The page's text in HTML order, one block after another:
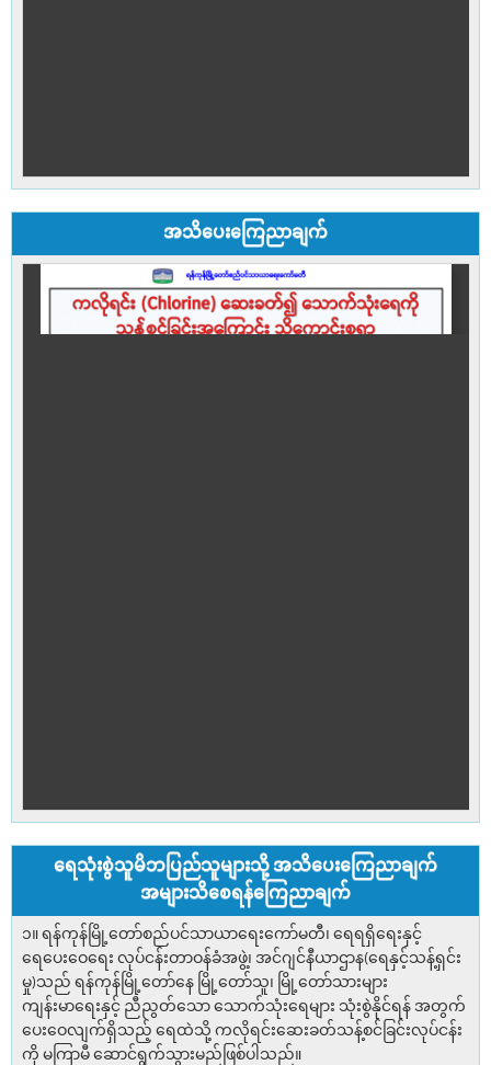
အသိပေးကြေညာချက်
ရေသုံးစွဲသူမိဘပြည်သူများသို့ အသိပေးကြေညာချက်
အများသိစေရန်ကြေညာချက်
၁။ ရန်ကုန်မြို့တော်စည်ပင်သာယာရေးကော်မတီ၊ ရေရရှိရေးနှင့်
ရေပေးဝေရေး လုပ်ငန်းတာဝန်ခံအဖွဲ့၊ အင်ဂျင်နီယာဌာန(ရေနှင့်သန့်ရှင်း
မှု)သည် ရန်ကုန်မြို့တော်နေ မြို့တော်သူ၊ မြို့တော်သားများ
ကျန်းမာရေးနှင့် ညီညွတ်သော သောက်သုံးရေများ သုံးစွဲနိုင်ရန် အတွက်
ပေးဝေလျက်ရှိသည့် ရေထဲသို့ ကလိုရင်းဆေးခတ်သန့်စင်ခြင်းလုပ်ငန်း
ကို မကြာမီ ဆောင်ရွက်သွားမည်ဖြစ်ပါသည်။